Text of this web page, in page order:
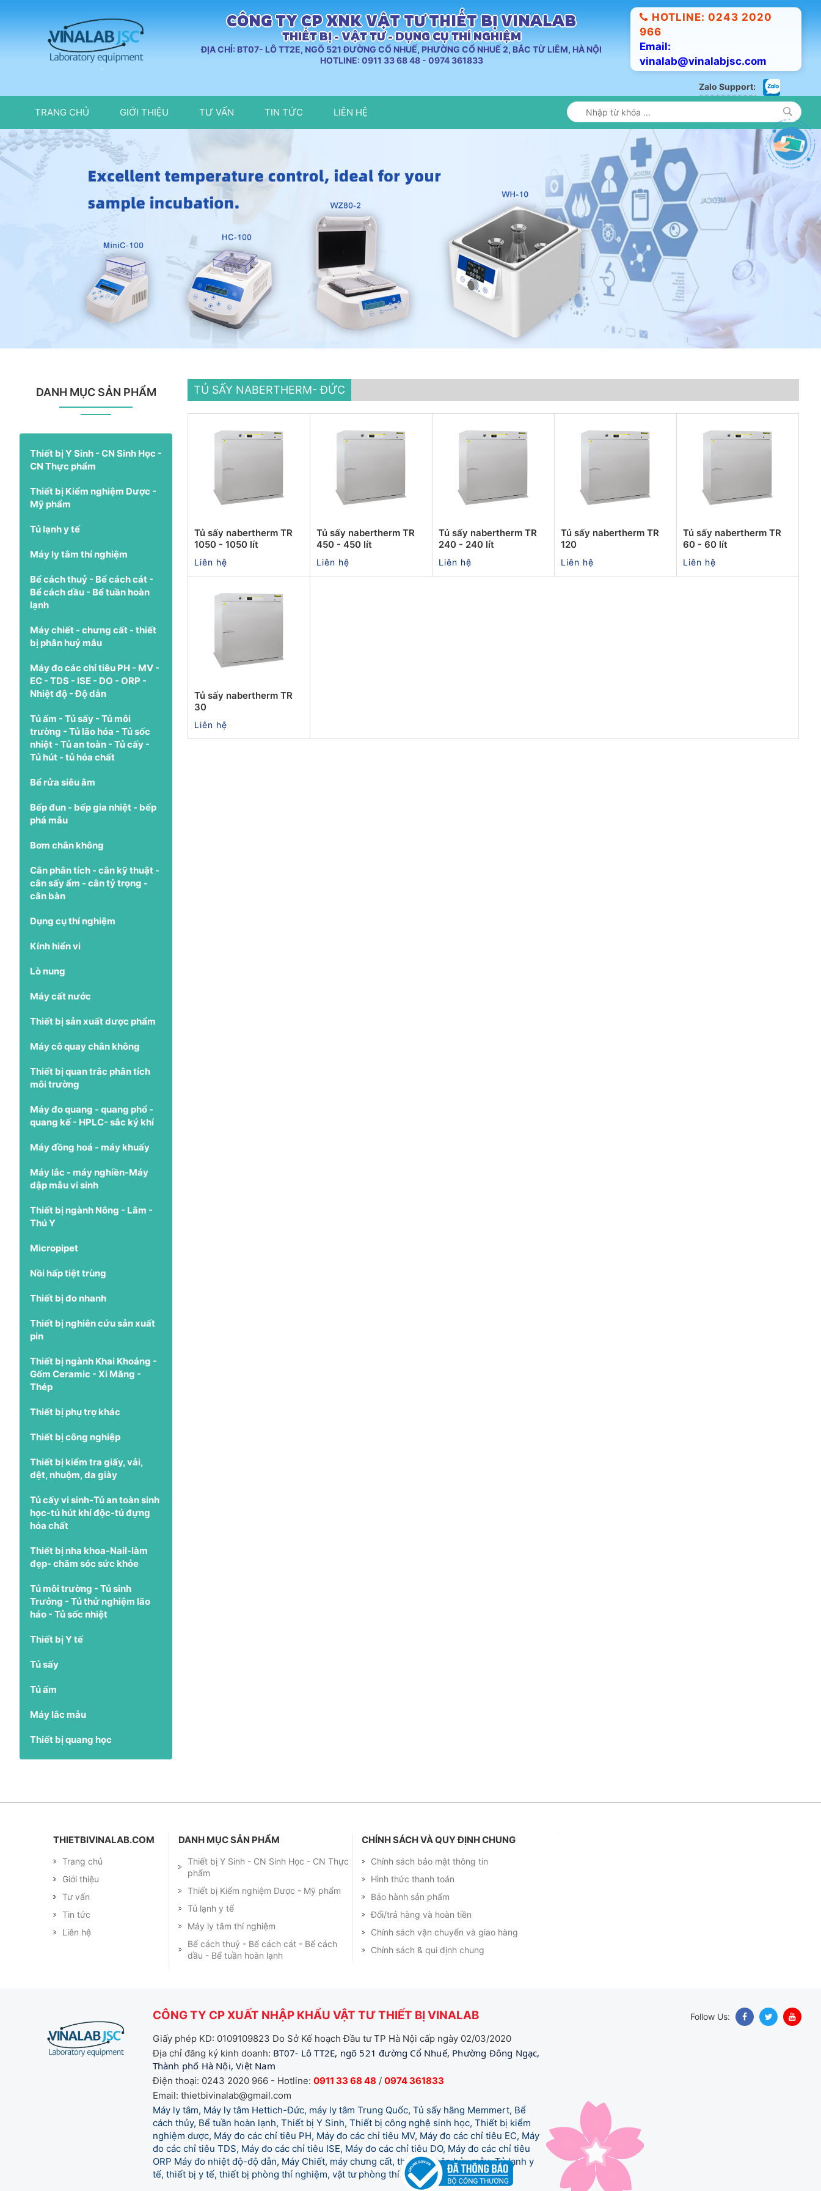
CÔNG TY CP XNK VẬT TƯ THIẾT BỊ VINALAB
THIẾT BỊ - VẬT TƯ - DỤNG CỤ THÍ NGHIỆM
ĐỊA CHỈ: BT07- LÔ TT2E, NGÕ 521 ĐƯỜNG CỔ NHUẾ, PHƯỜNG CỔ NHUẾ 2, BẮC TỪ LIÊM, HÀ NỘI
HOTLINE: 0911 33 68 48 - 0974 361833
HOTLINE: 0243 2020
966
Email:
vinalab@vinalabjsc.com
Zalo Support:
TRANG CHỦ GIỚI THIỆU TƯ VẤN TIN TỨC LIÊN HỆ
DANH MỤC SẢN PHẨM
Thiết bị Y Sinh - CN Sinh Học -
CN Thực phẩm
Thiết bị Kiểm nghiệm Dược -
Mỹ phẩm
Tủ lạnh y tế
Máy ly tâm thí nghiệm
Bể cách thuỷ - Bể cách cát -
Bể cách dầu - Bể tuần hoàn
lạnh
Máy chiết - chưng cất - thiết
bị phân huỷ mẫu
Máy đo các chỉ tiêu PH - MV -
EC - TDS - ISE - DO - ORP -
Nhiệt độ - Độ dẫn
Tủ ấm - Tủ sấy - Tủ môi
trường - Tủ lão hóa - Tủ sốc
nhiệt - Tủ an toàn - Tủ cấy -
Tủ hút - tủ hóa chất
Bể rửa siêu âm
Bếp đun - bếp gia nhiệt - bếp
phá mẫu
Bơm chân không
Cân phân tích - cân kỹ thuật -
cân sấy ẩm - cân tỷ trọng -
cân bàn
Dụng cụ thí nghiệm
Kính hiển vi
Lò nung
Máy cất nước
Thiết bị sản xuất dược phẩm
Máy cô quay chân không
Thiết bị quan trắc phân tích
môi trường
Máy đo quang - quang phổ -
quang kế - HPLC- sắc ký khí
Máy đồng hoá - máy khuấy
Máy lắc - máy nghiền-Máy
dập mẫu vi sinh
Thiết bị ngành Nông - Lâm -
Thú Y
Micropipet
Nồi hấp tiệt trùng
Thiết bị đo nhanh
Thiết bị nghiên cứu sản xuất
pin
Thiết bị ngành Khai Khoáng -
Gốm Ceramic - Xi Măng -
Thép
Thiết bị phụ trợ khác
Thiết bị công nghiệp
Thiết bị kiểm tra giấy, vải,
dệt, nhuộm, da giày
Tủ cấy vi sinh-Tủ an toàn sinh
học-tủ hút khí độc-tủ đựng
hóa chất
Thiết bị nha khoa-Nail-làm
đẹp- chăm sóc sức khỏe
Tủ môi trường - Tủ sinh
Trưởng - Tủ thử nghiệm lão
háo - Tủ sốc nhiệt
Thiết bị Y tế
Tủ sấy
Tủ ấm
Máy lắc mẫu
Thiết bị quang học
TỦ SẤY NABERTHERM- ĐỨC
Tủ sấy nabertherm TR
1050 - 1050 lít
Liên hệ
Tủ sấy nabertherm TR
450 - 450 lít
Liên hệ
Tủ sấy nabertherm TR
240 - 240 lít
Liên hệ
Tủ sấy nabertherm TR
120
Liên hệ
Tủ sấy nabertherm TR
60 - 60 lít
Liên hệ
Tủ sấy nabertherm TR
30
Liên hệ
THIETBIVINALAB.COM
Trang chủ
Giới thiệu
Tư vấn
Tin tức
Liên hệ
DANH MỤC SẢN PHẨM
Thiết bị Y Sinh - CN Sinh Học - CN Thực
phẩm
Thiết bị Kiểm nghiệm Dược - Mỹ phẩm
Tủ lạnh y tế
Máy ly tâm thí nghiệm
Bể cách thuỷ - Bể cách cát - Bể cách
dầu - Bể tuần hoàn lạnh
CHÍNH SÁCH VÀ QUY ĐỊNH CHUNG
Chính sách bảo mật thông tin
Hình thức thanh toán
Bảo hành sản phẩm
Đổi/trả hàng và hoàn tiền
Chính sách vận chuyển và giao hàng
Chính sách & qui định chung
CÔNG TY CP XUẤT NHẬP KHẨU VẬT TƯ THIẾT BỊ VINALAB
Giấy phép KD: 0109109823 Do Sở Kế hoạch Đầu tư TP Hà Nội cấp ngày 02/03/2020
Địa chỉ đăng ký kinh doanh: BT07- Lô TT2E, ngõ 521 đường Cổ Nhuế, Phường Đông Ngạc,
Thành phố Hà Nội, Việt Nam
Điện thoại: 0243 2020 966 - Hotline: 0911 33 68 48 / 0974 361833
Email: thietbivinalab@gmail.com
Máy ly tâm, Máy ly tâm Hettich-Đức, máy ly tâm Trung Quốc, Tủ sấy hãng Memmert, Bể
cách thủy, Bể tuần hoàn lạnh, Thiết bị Y Sinh, Thiết bị công nghệ sinh học, Thiết bị kiểm
nghiệm dược, Máy đo các chỉ tiêu PH, Máy đo các chỉ tiêu MV, Máy đo các chỉ tiêu EC, Máy
đo các chỉ tiêu TDS, Máy đo các chỉ tiêu ISE, Máy đo các chỉ tiêu DO, Máy đo các chỉ tiêu
ORP Máy đo nhiệt độ-độ dẫn, Máy Chiết, máy chưng cất, thiết bị phân hủy mẫu, Tủ lạnh y
tế, thiết bị y tế, thiết bị phòng thí nghiệm, vật tư phòng thí nghiệm, vật tư y tế.
Follow Us: